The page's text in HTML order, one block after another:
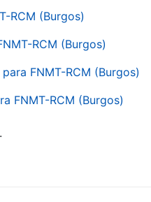
RCM (Burgos)
RCM (Burgos)
FNMT-RCM (Burgos)
FNMT-RCM (Burgos)